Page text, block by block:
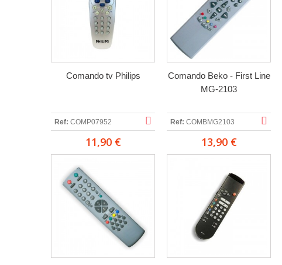
Comando tv Philips
Ref: COMP07952
11,90 €
Comando Beko - First Line
MG-2103
Ref: COMBMG2103
13,90 €